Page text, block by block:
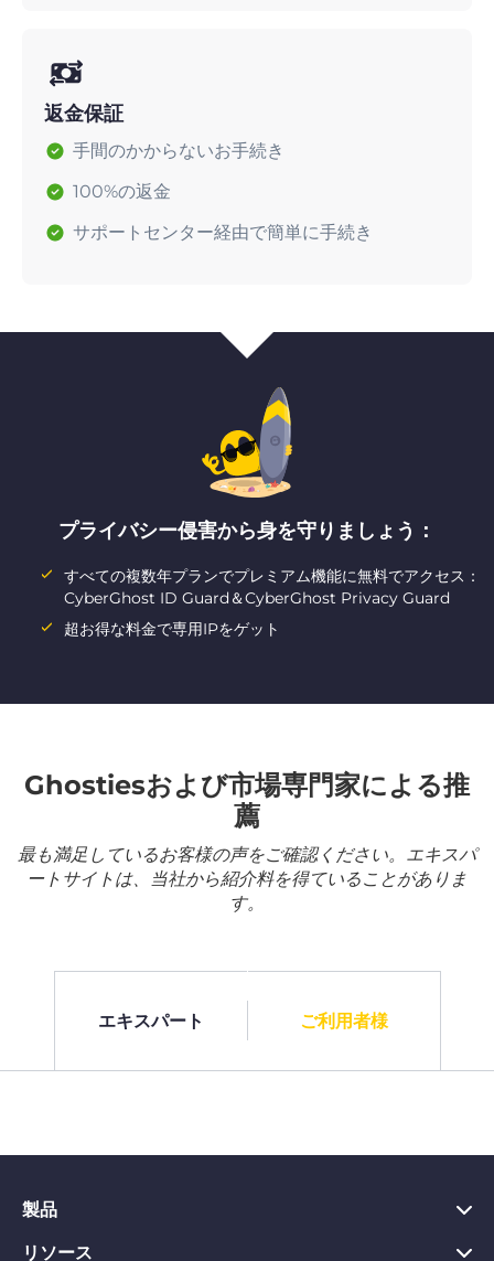
返金保証
手間のかからないお手続き
100%の返金
サポートセンター経由で簡単に手続き
プライバシー侵害から身を守りましょう：
すべての複数年プランでプレミアム機能に無料でアクセス：
CyberGhost ID Guard＆CyberGhost Privacy Guard
超お得な料金で専用IPをゲット
Ghostiesおよび市場専門家による推
薦
最も満足しているお客様の声をご確認ください。エキスパ
ートサイトは、当社から紹介料を得ていることがありま
す。
エキスパート ご利用者様
製品
PC向けVPN
リソース